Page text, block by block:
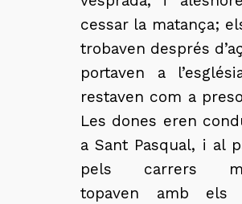
cessar la matança;
trobaven després
portaven a
restaven com a
Les dones eren
a Sant Pasqual, i al
pels carrers
topaven amb els